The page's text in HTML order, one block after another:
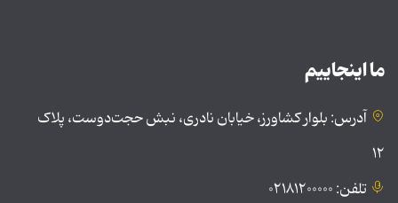
ما اینجاییم
آدرس: بلوار کشاورز، خیابان نادری، نبش حجت‌دوست، پلاک
۱۲
تلفن: ۰۲۱۸۱۲۰۰۰۰۰